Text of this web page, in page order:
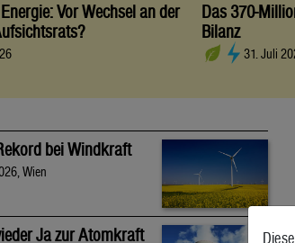
Vor Wechsel an der
Das 370-
Bilanz
31. Juli
bei Windkraft
Wien
Ja zur Atomkraft